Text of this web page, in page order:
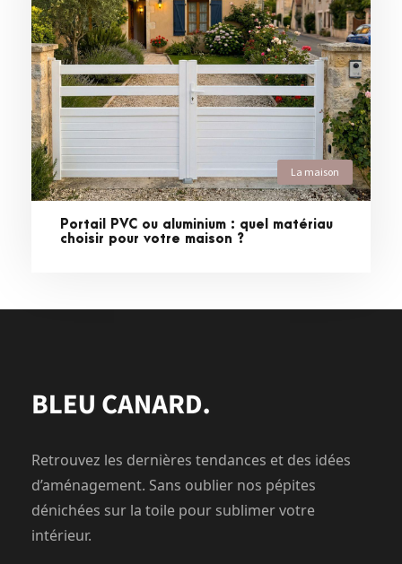
La maison
Portail PVC ou aluminium : quel matériau
choisir pour votre maison ?
Retrouvez les dernières tendances et des idées
d’aménagement. Sans oublier nos pépites
dénichées sur la toile pour sublimer votre
intérieur.